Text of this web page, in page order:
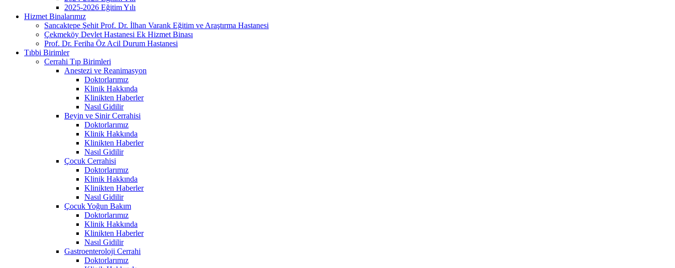
2025-2026 Eğitim Yılı
Hizmet Binalarımız
Sancaktepe Şehit Prof. Dr. İlhan Varank Eğitim ve Araştırma Hastanesi
Çekmeköy Devlet Hastanesi Ek Hizmet Binası
Prof. Dr. Feriha Öz Acil Durum Hastanesi
Tıbbi Birimler
Cerrahi Tıp Birimleri
Anestezi ve Reanimasyon
Doktorlarımız
Klinik Hakkında
Klinikten Haberler
Nasıl Gidilir
Beyin ve Sinir Cerrahisi
Doktorlarımız
Klinik Hakkında
Klinikten Haberler
Nasıl Gidilir
Çocuk Cerrahisi
Doktorlarımız
Klinik Hakkında
Klinikten Haberler
Nasıl Gidilir
Çocuk Yoğun Bakım
Doktorlarımız
Klinik Hakkında
Klinikten Haberler
Nasıl Gidilir
Gastroenteroloji Cerrahi
Doktorlarımız